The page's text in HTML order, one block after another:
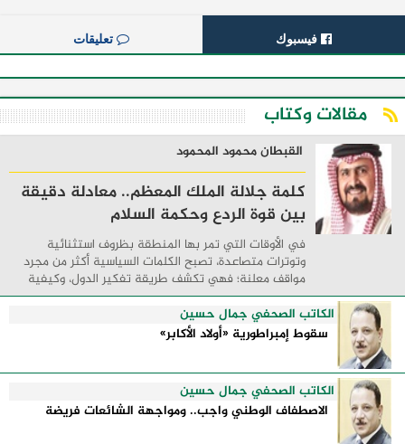
فيسبوك تعليقات
مقالات وكتاب
القبطان محمود المحمود
كلمة جلالة الملك المعظم.. معادلة دقيقة
بين قوة الردع وحكمة السلام
في الأوقات التي تمر بها المنطقة بظروف استثنائية
وتوترات متصاعدة، تصبح الكلمات السياسية أكثر من مجرد
مواقف معلنة؛ فهي تكشف طريقة تفكير الدول، وكيفية
إدارتها للأزمات، والحدود التي تفصل بين القوة ...
الكاتب الصحفي جمال حسين
سقوط إمبراطورية «أولاد الأكابر»
الكاتب الصحفي جمال حسين
الاصطفاف الوطني واجب.. ومواجهة الشائعات فريضة